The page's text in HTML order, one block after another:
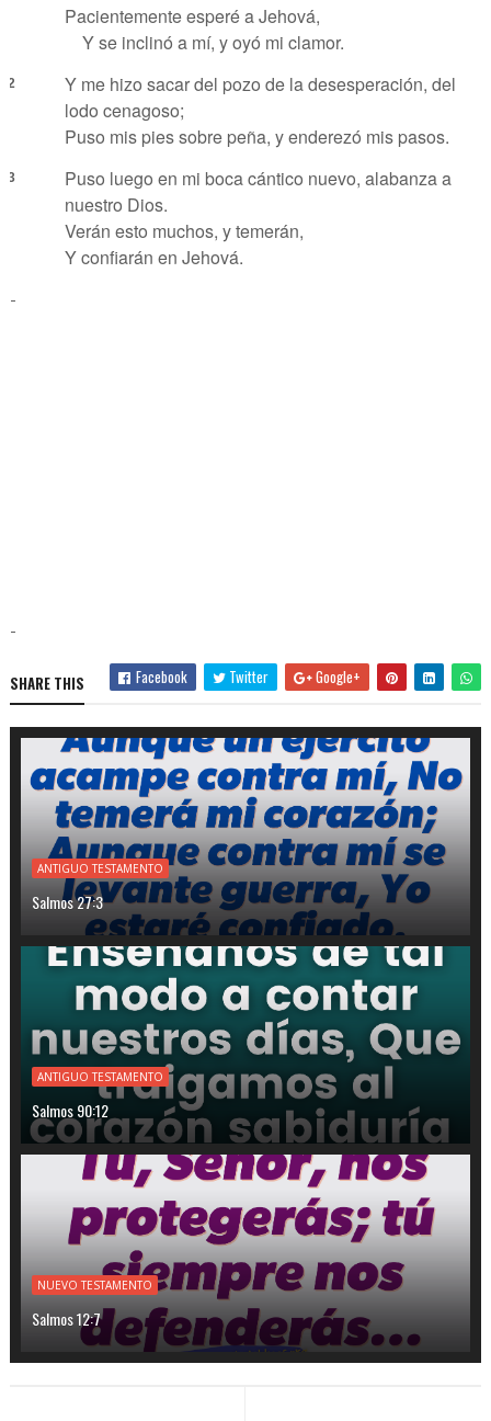
Pacientemente esperé a Jehová,
Y se inclinó a mí, y oyó mi clamor.
2
Y me hizo sacar del pozo de la desesperación, del
lodo cenagoso;
Puso mis pies sobre peña, y enderezó mis pasos.
3
Puso luego en mi boca cántico nuevo, alabanza a
nuestro Dios.
Verán esto muchos, y temerán,
Y confiarán en Jehová.
-
-
SHARE THIS Facebook Twitter Google+
ANTIGUO TESTAMENTO
Salmos 27:3
ANTIGUO TESTAMENTO
Salmos 90:12
NUEVO TESTAMENTO
Salmos 12:7